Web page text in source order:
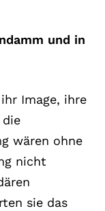
und in
Image, ihre
wären ohne
nicht
sie das